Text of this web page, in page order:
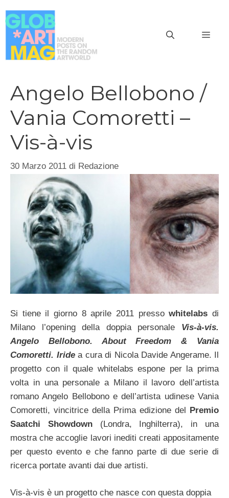
al
contenuto
Angelo Bellobono /
Vania Comoretti –
Vis-à-vis
30 Marzo 2011 di Redazione
Si tiene il giorno 8 aprile 2011 pressowhitelabs di
Milano l’opening della doppia personale Vis-à-vis.
Angelo Bellobono. About Freedom & Vania
Comoretti. Iridea cura di Nicola Davide Angerame. Il
progetto con il quale whitelabs espone per la prima
volta in una personale a Milano il lavoro dell’artista
romano Angelo Bellobono e dell’artista udinese Vania
Comoretti, vincitrice della Prima edizione del
Premio
Saatchi Showdown (Londra, Inghilterra), in una
mostra che accoglie lavori inediti creati appositamente
per questo evento e che fanno parte di due serie di
ricerca portate avanti dai due artisti.
Vis-à-vis è un progetto che nasce con questa doppia